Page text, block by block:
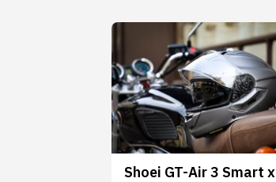
Shoei GT-Air 3 Smart x